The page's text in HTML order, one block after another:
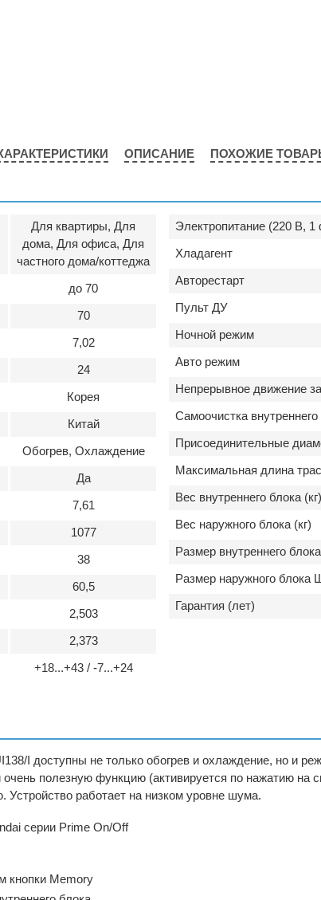
ОПИСАНИЕ ПОХОЖИЕ
Для квартиры, Для
дома, Для офиса, Для
частного дома/коттеджа
до 70
70
7,02
24
Корея
Китай
Обогрев, Охлаждение
Да
7,61
1077
38
60,5
2,503
2,373
+18...+43 / -7...+24
Электропитание (220 В,
Хладагент
Авторестарт
Пульт ДУ
Ночной режим
Авто режим
Непрерывное движение
Самоочистка внутреннего
Присоединительные
Максимальная длина
Вес внутреннего блока (кг)
Вес наружного блока (кг)
Размер внутреннего
Размер наружного блока
Гарантия (лет)
I доступны не только обогрев и охлаждение, но и
полезную функцию (активируется по нажатию на
работает на низком уровне шума.
серии Prime On/Off
кнопки Memory